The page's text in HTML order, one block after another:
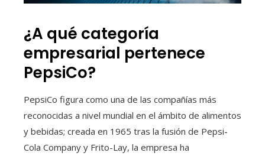
¿A qué categoría
empresarial pertenece
PepsiCo?
PepsiCo figura como una de las compañías más
reconocidas a nivel mundial en el ámbito de alimentos
y bebidas; creada en 1965 tras la fusión de Pepsi-
Cola Company y Frito-Lay, la empresa ha